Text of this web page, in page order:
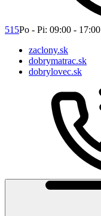
515Po - Pi: 09:00 - 17:00
zaclony.sk
dobrymatrac.sk
dobrylovec.sk